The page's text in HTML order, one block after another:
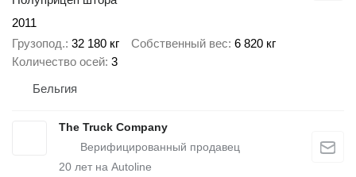
2011
Грузопод. 32 180 кг Собственный вес 6 820 кг
Количество осей 3
Бельгия
The Truck Company
20 лет на Autoline